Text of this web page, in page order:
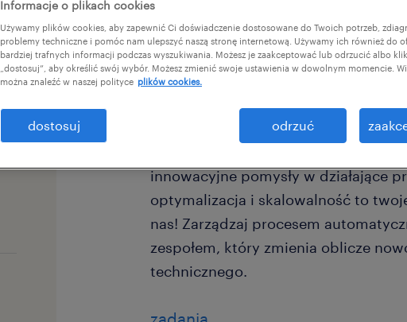
wykreuj standardy inżynieryjne w
Szukamy lidera który nie boi się
wpływ na kształtowanie operacji
międzynarodowym środowisku.
innowacyjne pomysły w działające
optymalizacja i skalowalność to
nas! Zarządzaj procesem
zespołem, który zmienia oblicze
technicznego.
Informacje o plikach cookies
Używamy plików cookies, aby zapewnić Ci doświadczenie dostosowane do Twoich potrzeb,
problemy techniczne i pomóc nam ulepszyć naszą stronę internetową. Używamy ich również do
bardziej trafnych informacji podczas wyszukiwania. Możesz je zaakceptować lub odrzucić albo
„dostosuj”, aby określić swój wybór. Możesz zmienić swoje ustawienia w dowolnym momencie.
można znaleźć w naszej polityce plików cookies.
dostosuj odrzuć